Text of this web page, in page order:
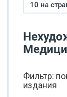
10 на
Фильтр:
издания